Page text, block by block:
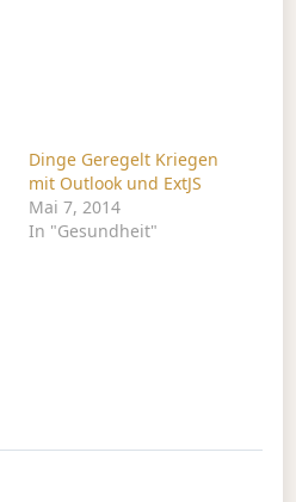
Dinge Geregelt Kriegen
mit Outlook und ExtJS
Mai 7, 2014
In "Gesundheit"